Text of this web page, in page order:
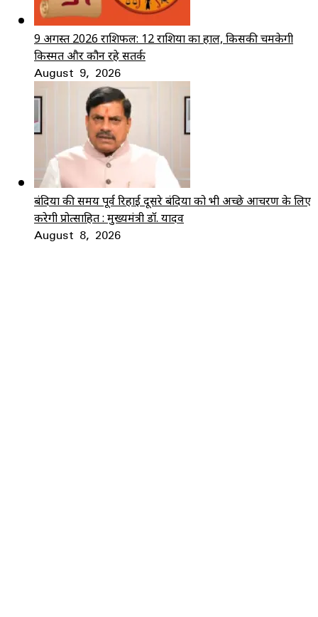
9 अगस्त 2026 राशिफल: 12 राशियों का हाल, किसकी चमकेगी
किस्मत और कौन रहे सतर्क
August 9, 2026
बंदियों की समय पूर्व रिहाई दूसरे बंदियों को भी अच्छे आचरण के लिए
करेगी प्रोत्साहित : मुख्यमंत्री डॉ. यादव
August 8, 2026